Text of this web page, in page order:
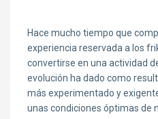
Hace mucho tiempo que
experiencia reservada a los
convertirse en una actividad
evolución ha dado como
más experimentado y
unas condiciones óptimas de